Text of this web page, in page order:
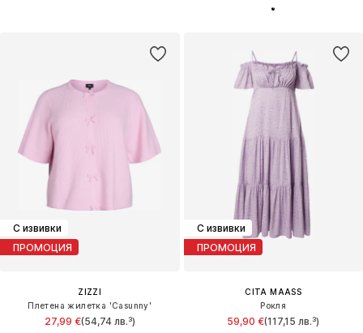
С извивки
ПРОМОЦИЯ
ZIZZI
Плетена жилетка 'Casunny'
27,99 €(54,74 лв.³)
С извивки
ПРОМОЦИЯ
CITA MAASS
Рокля
59,90 €(117,15 лв.³)